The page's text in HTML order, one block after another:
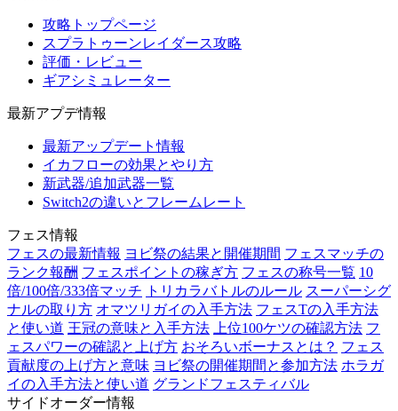
攻略トップページ
スプラトゥーンレイダース攻略
評価・レビュー
ギアシミュレーター
最新アプデ情報
最新アップデート情報
イカフローの効果とやり方
新武器/追加武器一覧
Switch2の違いとフレームレート
フェス情報
フェスの最新情報 ヨビ祭の結果と開催期間 フェスマッチの
ランク報酬 フェスポイントの稼ぎ方 フェスの称号一覧 10
倍/100倍/333倍マッチ
トリカラバトルのルール スーパーシグ
ナルの取り方 オマツリガイの入手方法 フェスTの入手方法
と使い道 王冠の意味と入手方法 上位100ケツの確認方法 フ
ェスパワーの確認と上げ方 おそろいボーナスとは？ フェス
貢献度の上げ方と意味 ヨビ祭の開催期間と参加方法 ホラガ
イの入手方法と使い道 グランドフェスティバル
サイドオーダー情報